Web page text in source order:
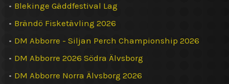
• Blekinge Gäddfestival Lag
• Brändö Fisketävling 2026
• DM Abborre - Siljan Perch Championship 2026
• DM Abborre 2026 Södra Älvsborg
• DM Abborre Norra Älvsborg 2026